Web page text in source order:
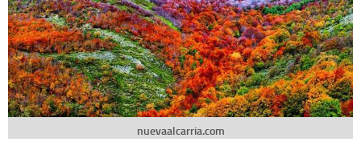
nuevaalcarria.com